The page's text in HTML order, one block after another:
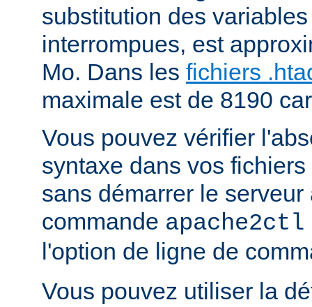
substitution des
interrompues, est
Mo. Dans les fichiers
maximale est de 8190
Vous pouvez vérifier
syntaxe dans vos
sans démarrer le
commande
l'option de ligne de
Vous pouvez utiliser la